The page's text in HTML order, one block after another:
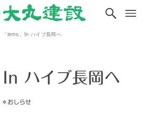
「iemo」In ハイブ長岡へ
In ハイブ長岡へ
＊おしらせ